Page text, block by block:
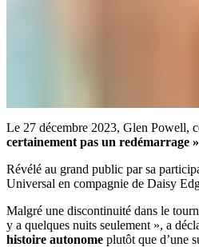
Le 27 décembre 2023, Glen Powell,
certainement pas un redémarrage »
Révélé au grand public par sa
Universal en compagnie de Daisy
Malgré une discontinuité dans le
y a quelques nuits seulement », a
histoire autonome plutôt que d’une